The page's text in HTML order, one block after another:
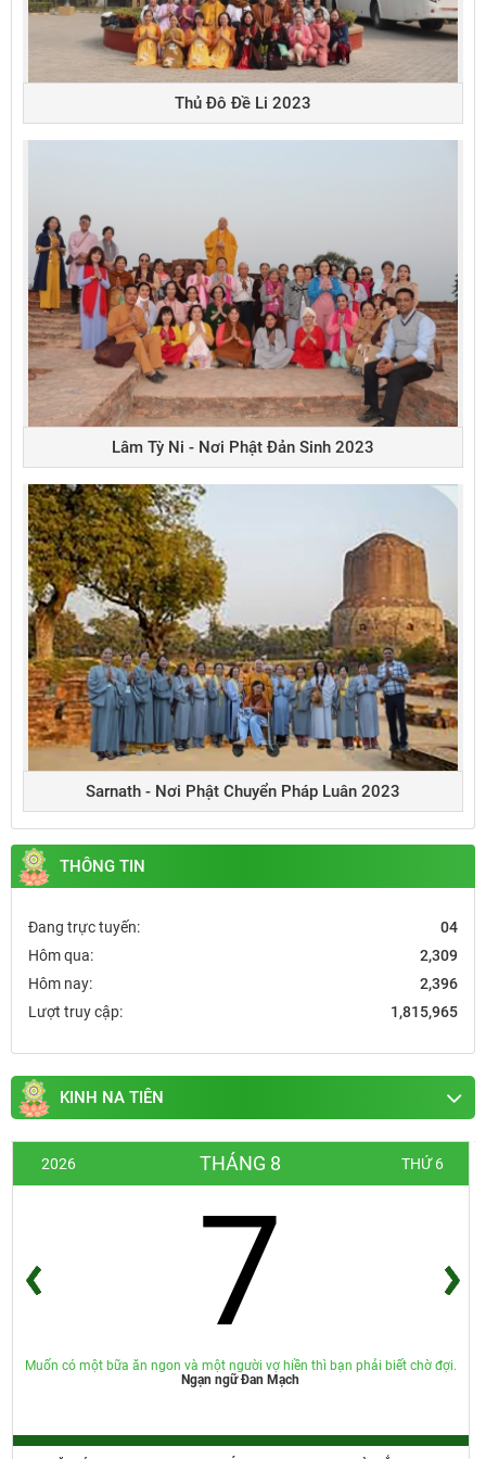
Thủ Đô Đề Li 2023
Lâm Tỳ Ni - Nơi Phật Đản Sinh 2023
Sarnath - Nơi Phật Chuyển Pháp Luân 2023
THÔNG TIN
Đang trực tuyến:
04
Hôm qua:
2,309
Hôm nay:
2,396
Lượt truy cập:
1,815,965
KINH NA TIÊN
2026 THÁNG 8 THỨ 6
7
Muốn có một bữa ăn ngon và một người vợ hiền thì bạn phải biết chờ đợi.
Ngạn ngữ Đan Mạch